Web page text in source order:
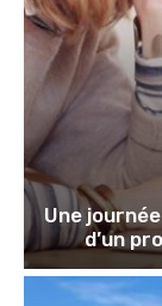
Une
d’un